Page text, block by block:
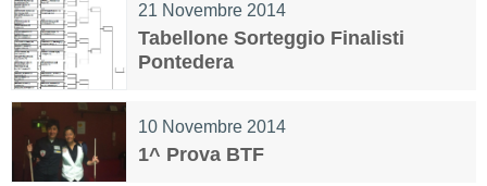
21 Novembre 2014
Tabellone Sorteggio Finalisti
Pontedera
10 Novembre 2014
1^ Prova BTF